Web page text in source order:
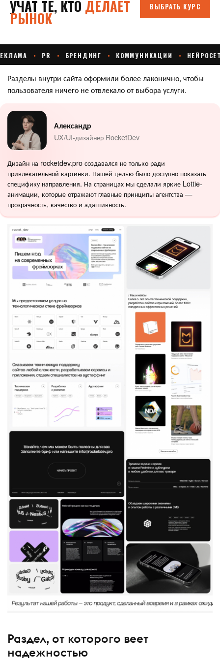
Разделы внутри сайта оформили более лаконично, чтобы
пользователя ничего не отвлекало от выбора услуги.
Александр
UX/UI-дизайнер RocketDev
Дизайн на rocketdev.pro создавался не только ради
привлекательной картинки. Нашей целью было доступно показать
специфику направления. На страницах мы сделали яркие Lottie-
анимации, которые отражают главные принципы агентства —
прозрачность, качество и адаптивность.
Раздел, от которого веет
надежностью